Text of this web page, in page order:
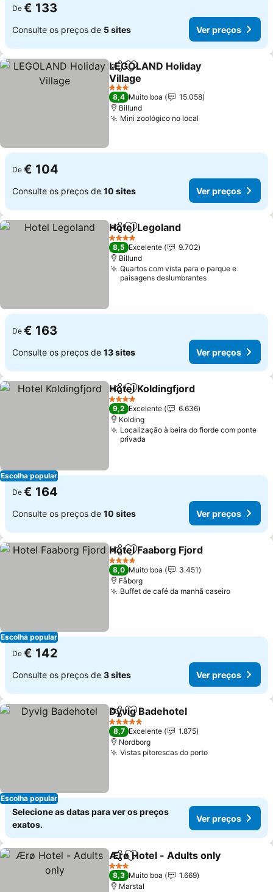
De € 133
Consulte os preços de 5 sites Ver preços
PartilharAdicionar aos favoritos
LEGOLAND Holiday
Village
Ver preços
3 Estrelas
8,4 Muito boa
15.058
Billund
Mini zoológico no local
De € 104
Consulte os preços de 10 sites Ver preços
PartilharAdicionar aos favoritos
Hotel Legoland
4 Estrelas
8,5 Excelente
9.702
Billund
Quartos com vista para o parque e
paisagens deslumbrantes
De € 163
Consulte os preços de 13 sites Ver preços
Escolha popular
PartilharAdicionar aos favoritos
Hotel Koldingfjord
4 Estrelas
9,2 Excelente
6.636
Kolding
Localização à beira do fiorde com ponte
privada
De € 164
Consulte os preços de 10 sites Ver preços
Escolha popular
PartilharAdicionar aos favoritos
Hotel Faaborg Fjord
4 Estrelas
8,0 Muito boa
3.451
Fåborg
Buffet de café da manhã caseiroVer
De € 142
Consulte os preços de 3 sites Ver preços
Escolha popular
PartilharAdicionar aos favoritos
Dyvig Badehotel
5 Estrelas
8,7 Excelente
1.875
Nordborg
Vistas pitorescas do portoVer preços
Selecione as datas para ver os preços
exatos.
Ver preços
PartilharAdicionar aos favoritos
Ærø Hotel - Adults only
3 Estrelas
8,3 Muito boa
1.669
Marstal